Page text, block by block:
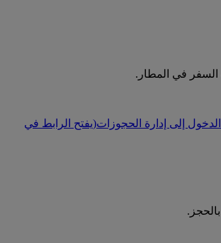
السفر في المطار.
إلى إدارة الحجوزات(يفتح الرابط في